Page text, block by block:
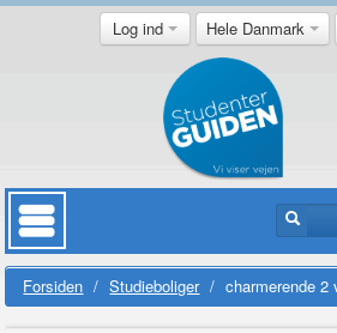
Log ind Hele Danmark
Forsiden / Studieboliger / charmerende